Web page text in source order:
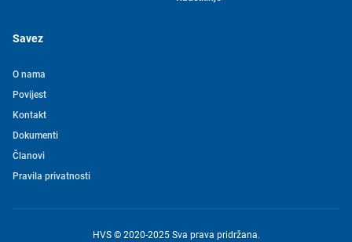
Savez
O nama
Povijest
Kontakt
Dokumenti
Članovi
Pravila privatnosti
HVS © 2020-2025 Sva prava pridržana.